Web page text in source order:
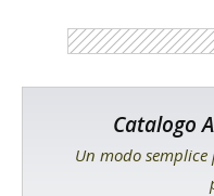
Catalogo
Un modo